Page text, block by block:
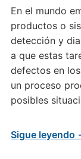
En el mundo
productos o
detección y
a que estas
defectos en
un proceso
posibles
Sigue leyendo